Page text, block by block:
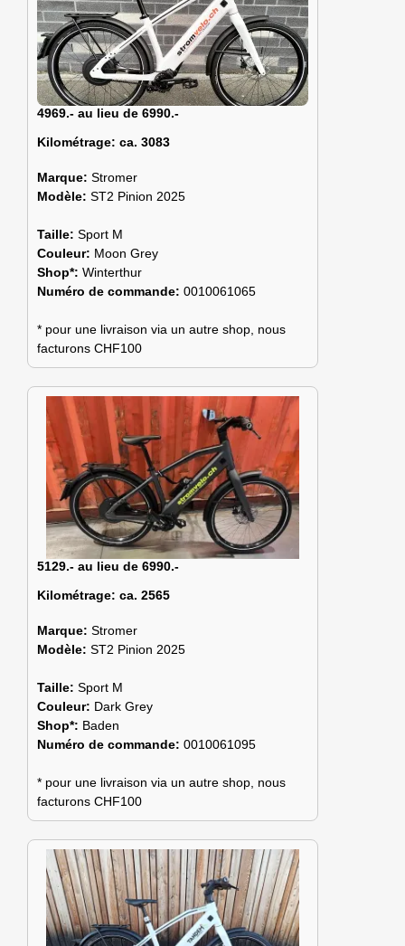
4969.- au lieu de 6990.-
Kilométrage: ca. 3083
Marque: Stromer
Modèle: ST2 Pinion 2025
Taille: Sport M
Couleur: Moon Grey
Shop*: Winterthur
Numéro de commande: 0010061065
* pour une livraison via un autre shop, nous
facturons CHF100
5129.- au lieu de 6990.-
Kilométrage: ca. 2565
Marque: Stromer
Modèle: ST2 Pinion 2025
Taille: Sport M
Couleur: Dark Grey
Shop*: Baden
Numéro de commande: 0010061095
* pour une livraison via un autre shop, nous
facturons CHF100